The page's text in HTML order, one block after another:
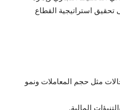
تحقيق استراتيجية القطاع
مثل حجم المعاملات ونمو
المالية.